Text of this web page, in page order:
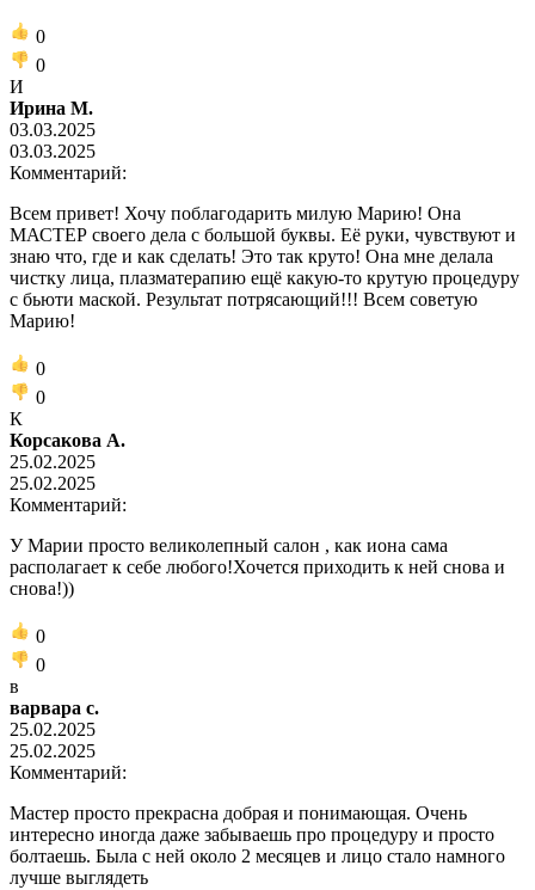
0
0
И
Ирина М.
03.03.2025
03.03.2025
Комментарий:
Всем привет! Хочу поблагодарить милую Марию! Она
МАСТЕР своего дела с большой буквы. Её руки, чувствуют и
знаю что, где и как сделать! Это так круто! Она мне делала
чистку лица, плазматерапию ещё какую-то крутую процедуру
с бьюти маской. Результат потрясающий!!! Всем советую
Марию!
0
0
К
Корсакова А.
25.02.2025
25.02.2025
Комментарий:
У Марии просто великолепный салон , как иона сама
располагает к себе любого!Хочется приходить к ней снова и
снова!))
0
0
в
варвара с.
25.02.2025
25.02.2025
Комментарий:
Мастер просто прекрасна добрая и понимающая. Очень
интересно иногда даже забываешь про процедуру и просто
болтаешь. Была с ней около 2 месяцев и лицо стало намного
лучше выглядеть